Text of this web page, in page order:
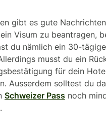
gibt es gute
Visum zu beantragen,
du nämlich ein 30-
musst du ein
für dein
Ausserdem solltest du
Schweizer Pass noch